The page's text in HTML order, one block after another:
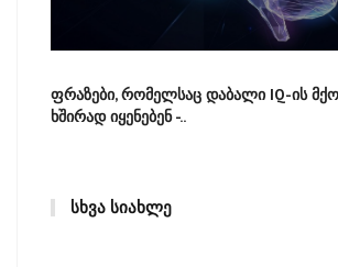
ფრაზები, რომელსაც დაბალი IQ-ის
ხშირად იყენებენ -..
ᲡᲮᲕᲐ ᲡᲘᲐᲮᲚᲔ